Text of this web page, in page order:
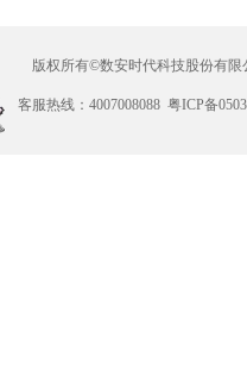
版权所有©数安时代科技股份有限
客服热线：4007008088 粤ICP备